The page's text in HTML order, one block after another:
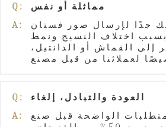
Q:
A:
جدًا لإرسال صور فستان
عمل مخصص وفقًا لصورتك المرجعية أو تصميم الرسم، التشابه هو 80%-90%. لا يمكن أن يكون نفسه 100٪. بسبب اختلاف النسيج ونمط
وإذا كنا نفتقر إلى القماش أو الدانتيل،
Q:
A:
الواضحة قبل صنع